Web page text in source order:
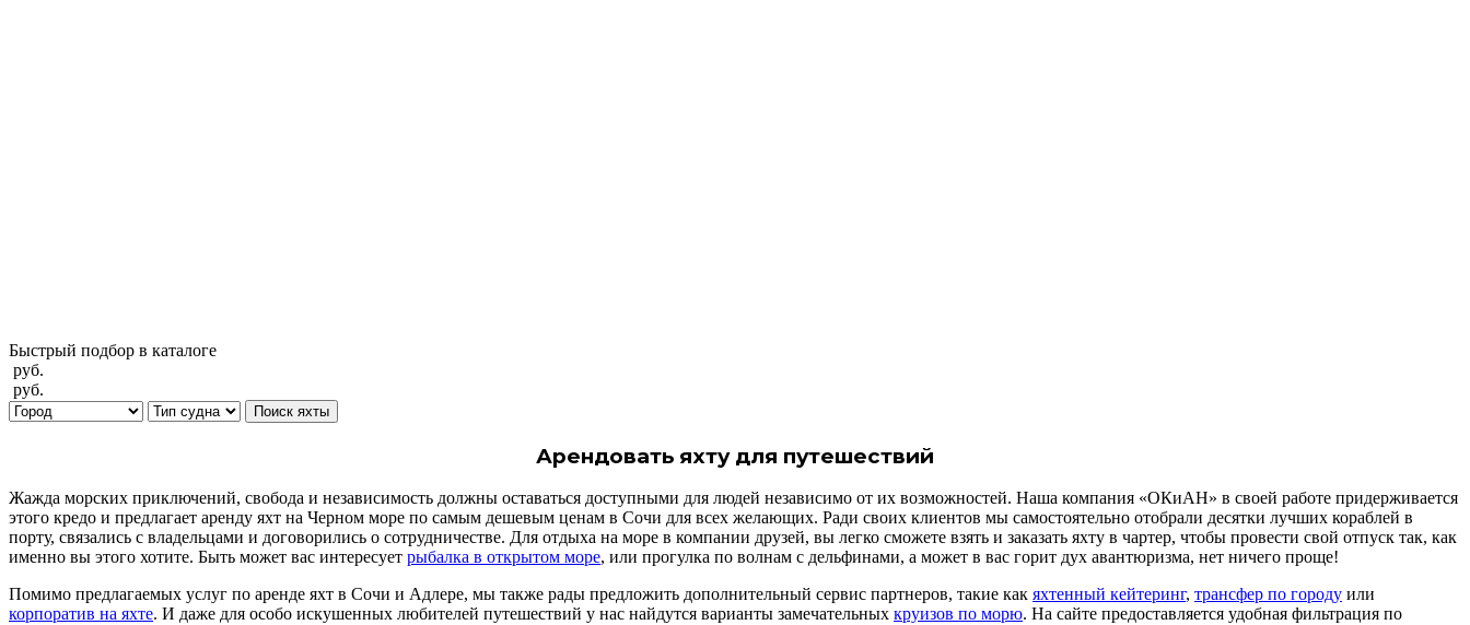
Быстрый подбор в каталоге
руб.
руб.
Поиск яхты
Арендовать яхту для путешествий
Жажда морских приключений, свобода и независимость должны оставаться доступными для людей независимо от их возможностей. Наша компания «ОКиАН» в своей работе придерживается
этого кредо и предлагает аренду яхт на Черном море по самым дешевым ценам в Сочи для всех желающих. Ради своих клиентов мы самостоятельно отобрали десятки лучших кораблей в
порту, связались с владельцами и договорились о сотрудничестве. Для отдыха на море в компании друзей, вы легко сможете взять и заказать яхту в чартер, чтобы провести свой отпуск так, как
именно вы этого хотите. Быть может вас интересует рыбалка в открытом море, или прогулка по волнам с дельфинами, а может в вас горит дух авантюризма, нет ничего проще!
Помимо предлагаемых услуг по аренде яхт в Сочи и Адлере, мы также рады предложить дополнительный сервис партнеров, такие как яхтенный кейтеринг, трансфер по городу или
корпоратив на яхте. И даже для особо искушенных любителей путешествий у нас найдутся варианты замечательных круизов по морю. На сайте предоставляется удобная фильтрация по